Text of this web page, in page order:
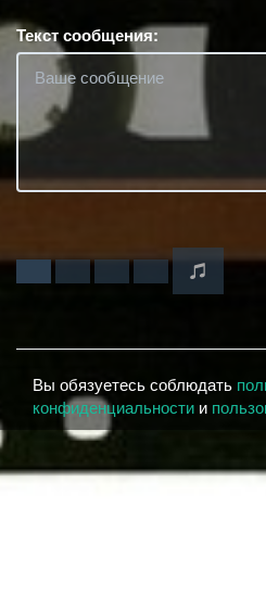
Текст сообщения:
Вы обязуетесь соблюдать
конфиденциальности и